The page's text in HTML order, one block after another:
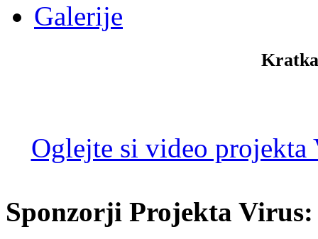
Galerije
Oglejte si video projekta
Sponzorji Projekta Virus: